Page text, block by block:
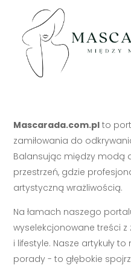
Mascarada.com.pl to
zamiłowania do
Balansując między modą
przestrzeń, gdzie
artystyczną wrażliwością.
Na łamach naszego
wyselekcjonowane treści z
i lifestyle. Nasze artykuły
porady - to głębokie